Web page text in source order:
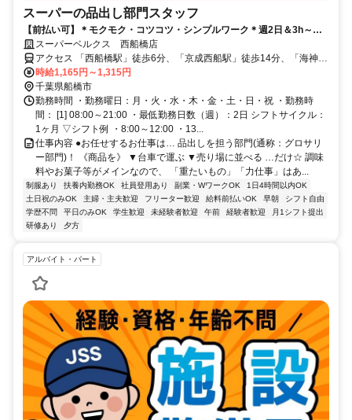
スーパーの品出し部門スタッフ
【前払い可】＊モクモク・コツコツ・シンプルワーク＊週2日＆3h～シ
フト相談OK！扶養内でも働けます♪
スーパーベルクス 西船橋店
アクセス 「西船橋駅」徒歩6分、「京成西船駅」徒歩14分、「海神
駅」徒歩19分★自転車通勤OK
時給1,165円～1,315円
千葉県船橋市
勤務時間 ・勤務曜日：月・火・水・木・金・土・日・祝 ・勤務時
間： [1] 08:00～21:00 ・最低勤務日数（週）：2日 シフトサイクル：
1ヶ月 ▽シフト例 ・8:00～12:00 ・13...
仕事内容 ●お任せするお仕事は… 品出しを担う部門(通称：グロサリ
ー部門)！ 《商品を》 ▼台車で運ぶ ▼売り場に並べる …だけ☆ 調味
料やお菓子等がメインなので、 「重たいもの」「力仕事」はあ...
制服あり 扶養内勤務OK 社員登用あり 副業・WワークOK
1日4時間以内OK
土日祝のみOK
主婦・主夫歓迎 フリーター歓迎 給料前払いOK 早朝
シフト自由
学歴不問
平日のみOK 学生歓迎 未経験者歓迎 午前 経験者歓迎
月1シフト提出
研修あり
夕方
アルバイト・パート